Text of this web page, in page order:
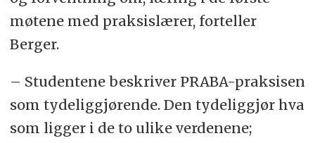
møtene med praksislærer, forteller
Berger.
– Studentene beskriver PRABA-praksisen
som tydeliggjørende. Den tydeliggjør hva
som ligger i de to ulike verdenene;